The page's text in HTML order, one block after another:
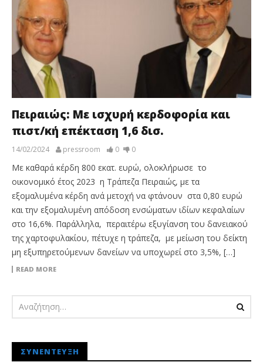
Πειραιώς: Με ισχυρή κερδοφορία και
πιστ/κή επέκταση 1,6 δισ.
14/02/2024 pressroom 0 0
Με καθαρά κέρδη 800 εκατ. ευρώ, ολοκλήρωσε το
οικονομικό έτος 2023 η Τράπεζα Πειραιώς, με τα
εξομαλυμένα κέρδη ανά μετοχή να φτάνουν στα 0,80 ευρώ
και την εξομαλυμένη απόδοση ενσώματων ιδίων κεφαλαίων
στο 16,6%. Παράλληλα, περαιτέρω εξυγίανση του δανειακού
της χαρτοφυλακίου, πέτυχε η τράπεζα, με μείωση του δείκτη
μη εξυπηρετούμενων δανείων να υποχωρεί στο 3,5%, […]
READ MORE
ΣΥΝΈΝΤΕΥΞΗ